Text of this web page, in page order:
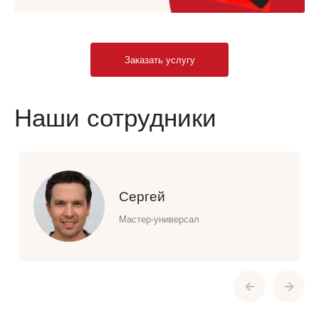
Заказать услугу
Наши сотрудники
Сергей
Мастер-универсал